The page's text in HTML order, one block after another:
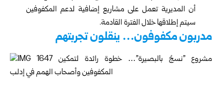
أن المديرية تعمل على مشاريع إضافية لدعم المكفوفين
سيتم إطلاقها خلال الفترة القادمة.
مدربون مكفوفون… ينقلون تجربتهم